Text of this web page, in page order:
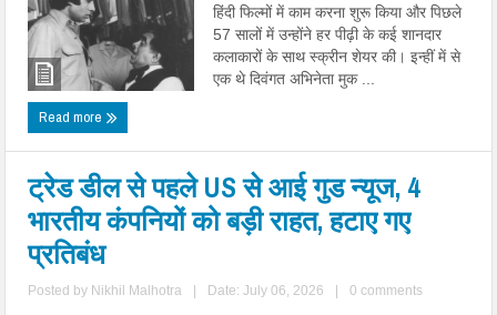
हिंदी फिल्मों में काम करना शुरू किया और पिछले
57 सालों में उन्होंने हर पीढ़ी के कई शानदार
कलाकारों के साथ स्क्रीन शेयर की। इन्हीं में से
एक थे दिवंगत अभिनेता मुक ...
Read more
ट्रेड डील से पहले US से आई गुड न्यूज, 4
भारतीय कंपनियों को बड़ी राहत, हटाए गए
प्रतिबंध
Posted by Nikhil Malhotra Date: July 06, 2026 0 comments